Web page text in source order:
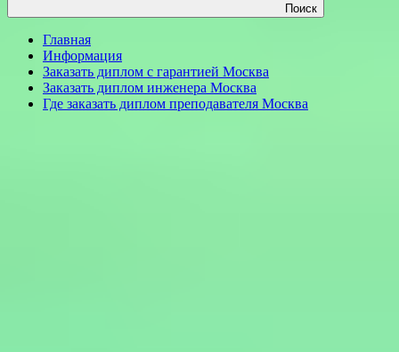
Поиск
Главная
Информация
Заказать диплом с гарантией Москва
Заказать диплом инженера Москва
Где заказать диплом преподавателя Москва